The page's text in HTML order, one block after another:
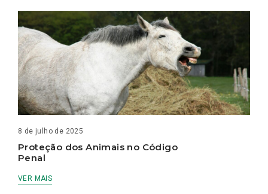
8 de julho de 2025
Proteção dos Animais no Código
Penal
VER MAIS